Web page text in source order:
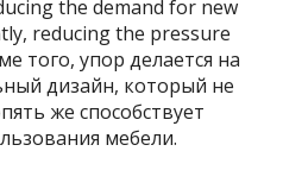
the demand for new
reducing the pressure
того, упор делается на
дизайн, который не
же способствует
мебели.